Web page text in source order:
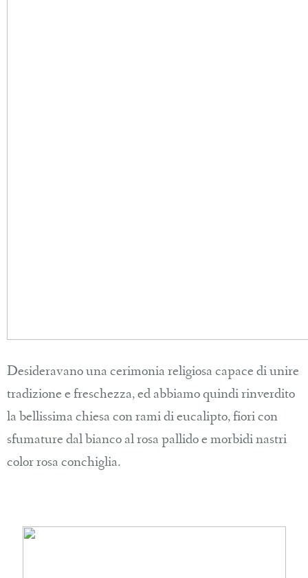
Desideravano una cerimonia religiosa capace di unire
tradizione e freschezza, ed abbiamo quindi rinverdito
la bellissima chiesa con rami di eucalipto, fiori con
sfumature dal bianco al rosa pallido e morbidi nastri
color rosa conchiglia.